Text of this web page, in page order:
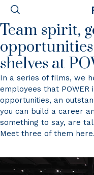
POWER
Team spirit,
shelves at
In a series of films, we
employees that
opportunities, an
you can build a career
something to say, are
Meet three of them here.